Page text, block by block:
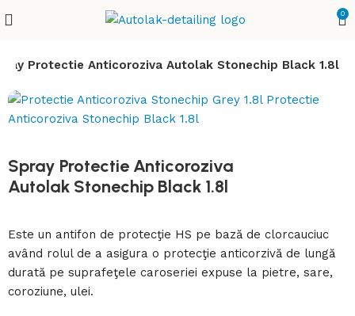
0
Protectie Anticoroziva Autolak Stonechip Black 1.8l
Spray Protectie Anticoroziva
Autolak Stonechip Black 1.8l
Este un antifon de protecţie HS pe bază de clorcauciuc
având rolul de a asigura o protecţie anticorzivă de lungă
durată pe suprafeţele caroseriei expuse la pietre, sare,
coroziune, ulei.